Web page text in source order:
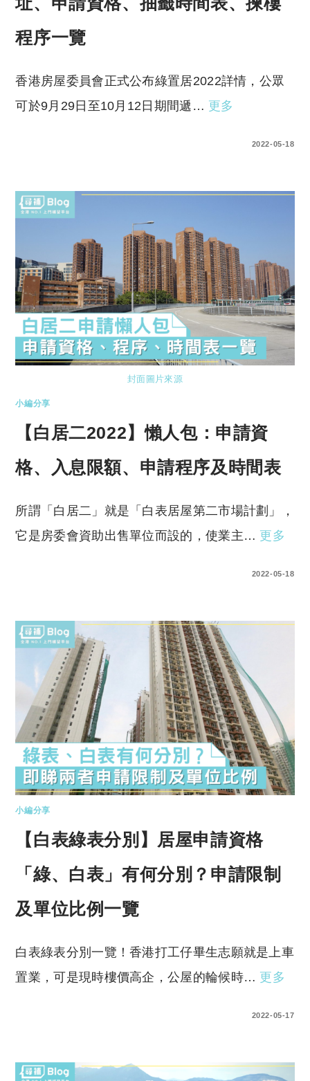
程序一覽
香港房屋委員會正式公布綠置居2022詳情，公眾
可於9月29日至10月12日期間遞… 更多
2022-05-18
封面圖片來源
小編分享
【白居二2022】懶人包：申請資
格、入息限額、申請程序及時間表
所謂「白居二」就是「白表居屋第二市場計劃」，
它是房委會資助出售單位而設的，使業主… 更多
2022-05-18
小編分享
【白表綠表分別】居屋申請資格
「綠、白表」有何分別？申請限制
及單位比例一覽
白表綠表分別一覽！香港打工仔畢生志願就是上車
置業，可是現時樓價高企，公屋的輪候時… 更多
2022-05-17